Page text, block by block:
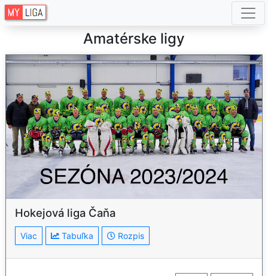
Amatérske ligy
Hokejová liga Čaňa
Viac Tabuľka Rozpis